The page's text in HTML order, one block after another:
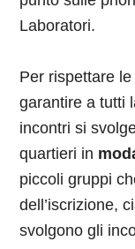
Laboratori.
Per rispettare
garantire a tutti
incontri si
quartieri in
piccoli gruppi
dell’iscrizione,
svolgono gli